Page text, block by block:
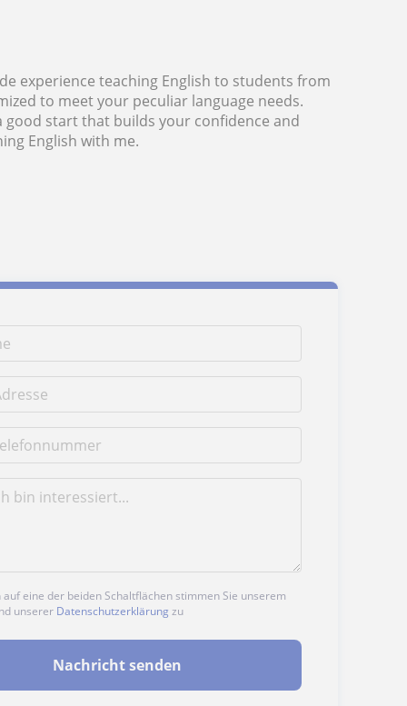
experience teaching English to students from
to meet your peculiar language needs.
good start that builds your confidence and
English with me.
auf eine der beiden Schaltflächen stimmen Sie unserem
unserer Datenschutzerklärung zu
Nachricht senden